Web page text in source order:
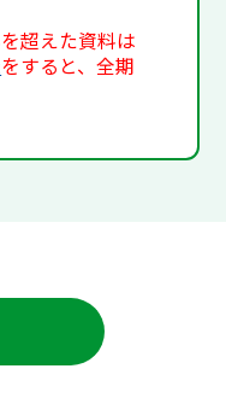
超えた資料は
をすると、全期